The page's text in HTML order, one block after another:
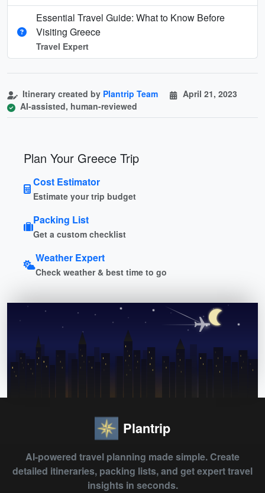
Essential Travel Guide: What to Know Before
Visiting Greece
Travel Expert
Itinerary created by Plantrip Team
April 21, 2023
AI-assisted, human-reviewed
Plan Your Greece Trip
Cost Estimator
Estimate your trip budget
Packing List
Get a custom checklist
Weather Expert
Check weather & best time to go
Plantrip
AI-powered travel planning made simple. Create
detailed itineraries, packing lists, and get expert travel
insights in seconds.